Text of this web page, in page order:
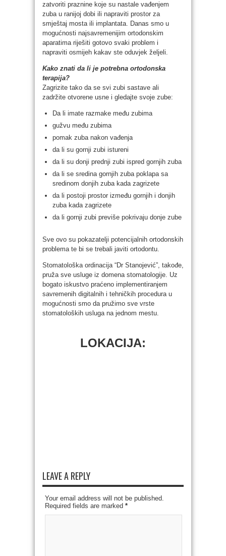
zatvoriti praznine koje su nastale vađenjem
zuba u ranijoj dobi ili napraviti prostor za
smještaj mosta ili implantata. Danas smo u
mogućnosti najsavremenijim ortodonskim
aparatima riješiti gotovo svaki problem i
napraviti osmijeh kakav ste oduvjek željeli.
Kako znati da li je potrebna ortodonska
terapija?
Zagrizite tako da se svi zubi sastave ali
zadržite otvorene usne i gledajte svoje zube:
Da li imate razmake među zubima
gužvu među zubima
pomak zuba nakon vađenja
da li su gornji zubi istureni
da li su donji prednji zubi ispred gornjih zuba
da li se sredina gornjih zuba poklapa sa
sredinom donjih zuba kada zagrizete
da li postoji prostor između gornjih i donjih
zuba kada zagrizete
da li gornji zubi previše pokrivaju donje zube
Sve ovo su pokazatelji potencijalnih ortodonskih
problema te bi se trebali javiti ortodontu.
Stomatološka ordinacija “Dr Stanojević”, takođe,
pruža sve usluge iz domena stomatologije. Uz
bogato iskustvo praćeno implementiranjem
savremenih digitalnih i tehničkih procedura u
mogućnosti smo da pružimo sve vrste
stomatoloških usluga na jednom mestu.
LOKACIJA:
LEAVE A REPLY
Your email address will not be published.
Required fields are marked *